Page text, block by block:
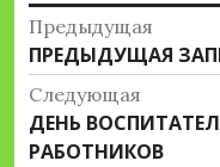
по
записям
Предыдущая
Предыдущая
запись:
ПРЕДЫДУЩАЯ
Следующая
Следующая
запись:
ДЕНЬ
РАБОТНИКОВ